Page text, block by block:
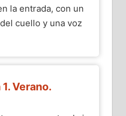
la entrada, con un
cuello y una voz
Verano.